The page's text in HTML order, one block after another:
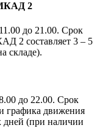
МКАД 2
до 21.00. Срок
2 составляет 3 – 5
складе).
до 22.00. Срок
графика движения
дней (при наличии